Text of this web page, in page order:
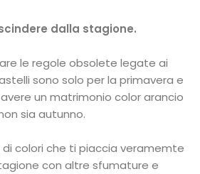
dalla stagione.
le regole obsolete legate ai
sono solo per la primavera e
un matrimonio color arancio
sia autunno.
colori che ti piaccia veramemte
con altre sfumature e